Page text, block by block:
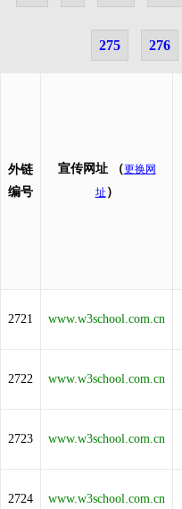
275 276
外链
编号
宣传网址 （更换网
址 ）
2721 www.w3school.com.cn
2722 www.w3school.com.cn
2723 www.w3school.com.cn
2724 www.w3school.com.cn